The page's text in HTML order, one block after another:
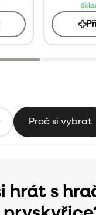
Proč si vybrat
hrát s